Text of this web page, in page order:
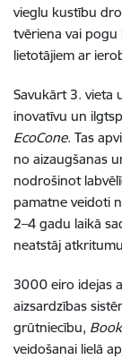
vieglu kustību
tvēriena vai
lietotājiem ar
Savukārt 3. vieta
inovatīvu un
EcoCone. Tas
no aizaugšanas
nodrošinot
pamatne veidoti
2–4 gadu laikā
neatstāj
3000 eiro idejas
aizsardzības
grūtniecību,
veidošanai lielā